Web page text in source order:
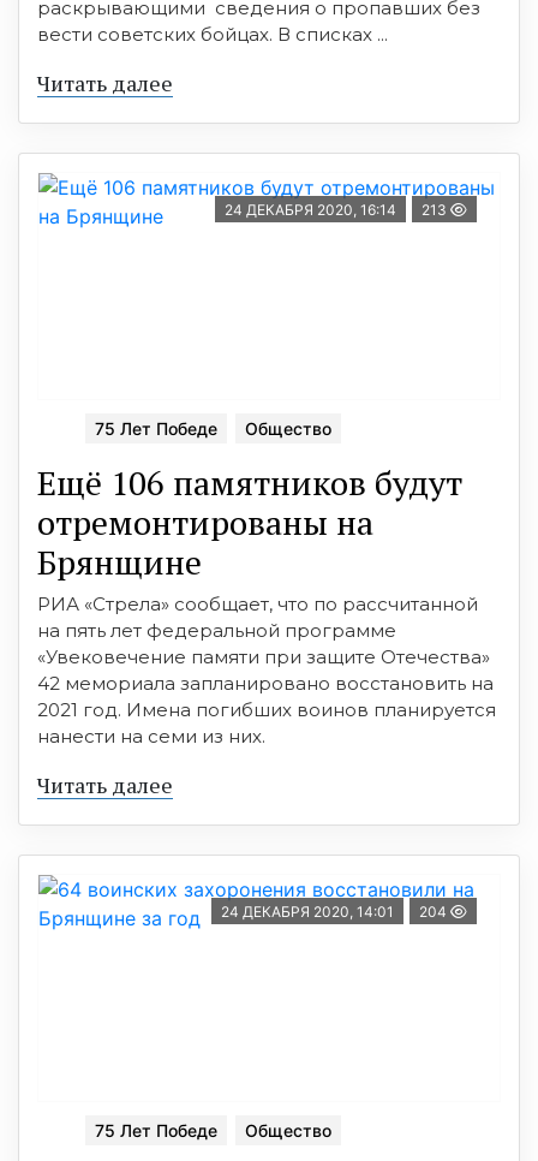
раскрывающими сведения о пропавших без
вести советских бойцах. В списках ...
Читать далее
24 ДЕКАБРЯ 2020, 16:14 213
75 Лет Победе Общество
Ещё 106 памятников будут
отремонтированы на
Брянщине
РИА «Стрела» сообщает, что по рассчитанной
на пять лет федеральной программе
«Увековечение памяти при защите Отечества»
42 мемориала запланировано восстановить на
2021 год. Имена погибших воинов планируется
нанести на семи из них.
Читать далее
24 ДЕКАБРЯ 2020, 14:01 204
75 Лет Победе Общество